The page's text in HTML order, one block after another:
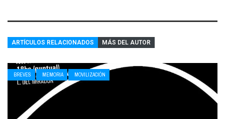
ARTÍCULOS RELACIONADOS MÁS DEL AUTOR
BREVES MEMORIA MOVILIZACIÓN